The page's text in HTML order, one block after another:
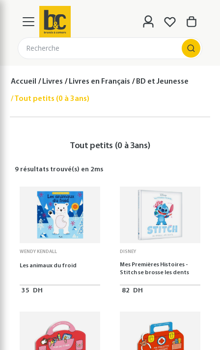
Recherche
Accueil Livres Livres en Français BD et Jeunesse
Tout petits (0 à 3ans)
Tout petits (0 à 3ans)
9 résultats trouvé(s) en 2ms
WENDY KENDALL
Les animaux du froid
35 DH
DISNEY
Mes Premières Histoires -
Stitch se brosse les dents
82 DH